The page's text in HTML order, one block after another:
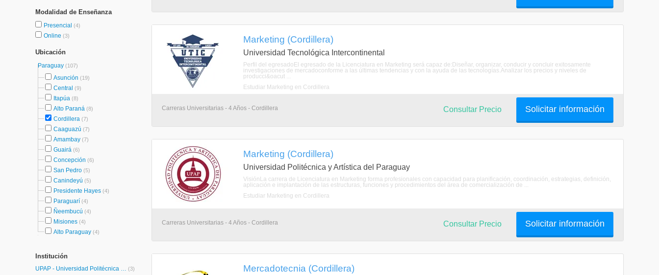
Modalidad de Enseñanza
Presencial (4)
Online (3)
Ubicación
Paraguay (107)
Asunción (19)
Central (9)
Itapúa (8)
Alto Paraná (8)
Cordillera (7)
Caaguazú (7)
Amambay (7)
Guairá (6)
Concepción (6)
San Pedro (5)
Canindeyú (5)
Presidente Hayes (4)
Paraguarí (4)
Ñeembucú (4)
Misiones (4)
Alto Paraguay (4)
Institución
UPAP - Universidad Politécnica y Artística del Paraguay (3)
Marketing (Cordillera)
Universidad Tecnológica Intercontinental
Perfil del egresadoEl egresado de la Licenciatura en Marketing será capaz de:Diseñar, organizar, conducir y concluir exitosamente
investigaciones de mercadoconforme a las últimas tendencias y con la ayuda de las tecnologías.Analizar los precios y niveles de
producci&oacut ...
Estudiar Marketing en Cordillera
Carreras Universitarias - 4 Años - Cordillera Solicitar información
Consultar Precio
Marketing (Cordillera)
Universidad Politécnica y Artística del Paraguay
VisiónLa carrera de Licenciatura en Marketing forma profesionales con capacidad para planificación, coordinación, estrategias, definición,
aplicación e implantación de las estructuras, funciones y procedimientos del área de comercialización de ...
Estudiar Marketing en Cordillera
Carreras Universitarias - 4 Años - Cordillera Solicitar información
Consultar Precio
Mercadotecnia (Cordillera)